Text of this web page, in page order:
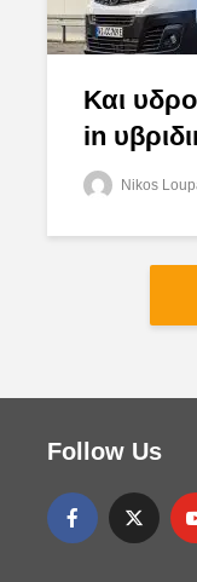
Και
in
Nikos
Follow Us